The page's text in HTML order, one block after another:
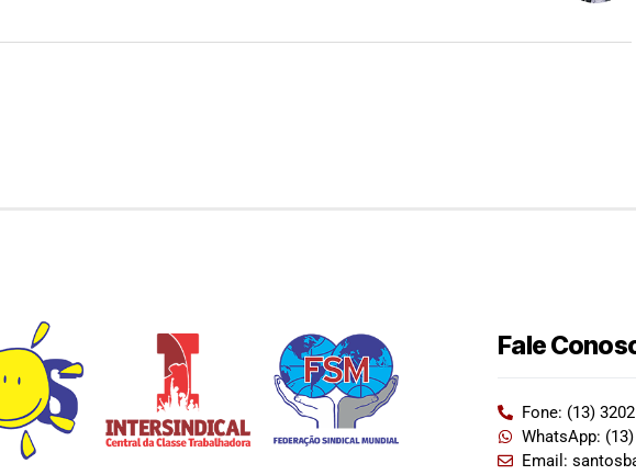
Fale
Fone: (13)
WhatsApp:
Email: